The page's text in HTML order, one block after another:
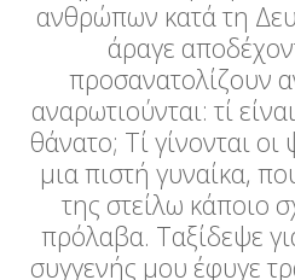
ανθρώπων κατά τη
άραγε
προσανατολίζουν
αναρωτιούνται: τί
θάνατο; Τί γίνονται
μια πιστή γυναίκα,
της στείλω κάποιο
πρόλαβα. Ταξίδεψε
συγγενής μου έφυγε